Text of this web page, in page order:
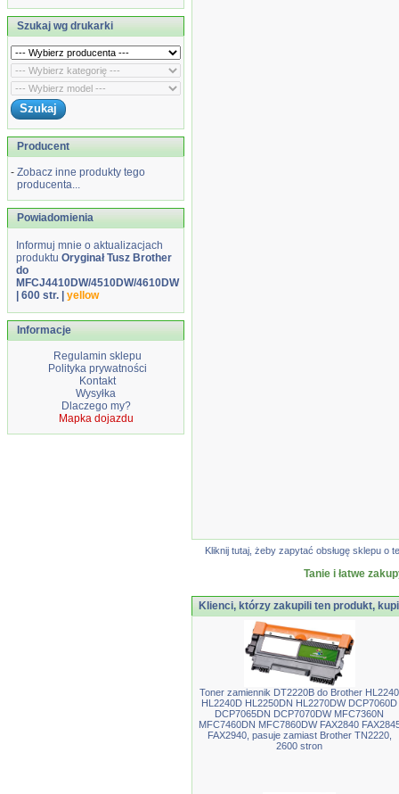
Szukaj wg drukarki
Producent
- Zobacz inne produkty tego
producenta...
Powiadomienia
Informuj mnie o aktualizacjach
produktu Oryginał Tusz Brother
do
MFCJ4410DW/4510DW/4610DW
| 600 str. | yellow
Informacje
Regulamin sklepu
Polityka prywatności
Kontakt
Wysyłka
Dlaczego my?
Mapka dojazdu
Kliknij tutaj, żeby zapytać obsługę sklepu
Tanie i łatwe
Klienci, którzy zakupili ten produkt,
Toner zamiennik DT2220B do Brother HL2240
HL2240D HL2250DN HL2270DW DCP7060D
DCP7065DN DCP7070DW MFC7360N
MFC7460DN MFC7860DW FAX2840
FAX2940, pasuje zamiast Brother TN2220,
2600 stron